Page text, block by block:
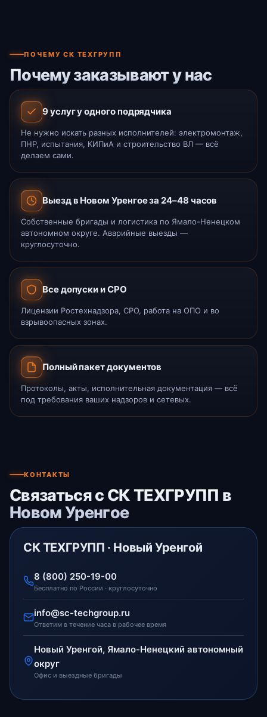
ПОЧЕМУ СК ТЕХГРУПП
Почему заказывают у нас
9 услуг у одного подрядчика
Не нужно искать разных исполнителей: электромонтаж,
ПНР, испытания, КИПиА и строительство ВЛ — всё
делаем сами.
Выезд в Новом Уренгое за 24–48 часов
Собственные бригады и логистика по Ямало-Ненецком
автономном округе. Аварийные выезды —
круглосуточно.
Все допуски и СРО
Лицензии Ростехнадзора, СРО, работа на ОПО и во
взрывоопасных зонах.
Полный пакет документов
Протоколы, акты, исполнительная документация — всё
под требования ваших надзоров и сетевых.
КОНТАКТЫ
Связаться с СК ТЕХГРУПП в
Новом Уренгое
СК ТЕХГРУПП · Новый Уренгой
8 (800) 250-19-00
Бесплатно по России · круглосуточно
info@sc-techgroup.ru
Ответим в течение часа в рабочее время
Новый Уренгой, Ямало-Ненецкий автономный
округ
Офис и выездные бригады